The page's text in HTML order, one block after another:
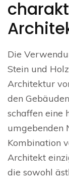
Die
Stein und
Architektur
den
schaffen eine
umgebenden
Kombination
Architekt
die sowohl